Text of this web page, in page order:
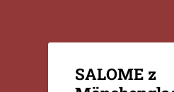
SALOME z